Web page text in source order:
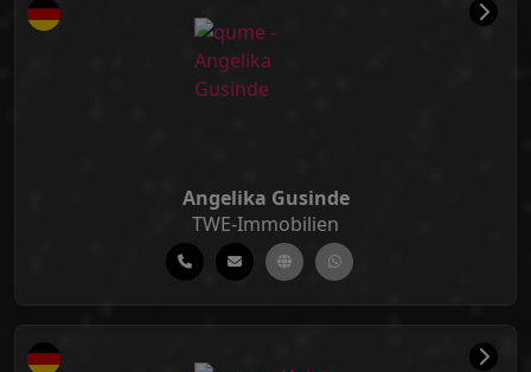
Angelika Gusinde
TWE-Immobilien